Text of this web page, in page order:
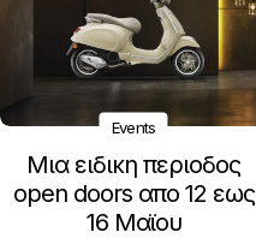
Events
Μια ειδικη περιοδος
open doors απο 12 εως
16 Μαϊου